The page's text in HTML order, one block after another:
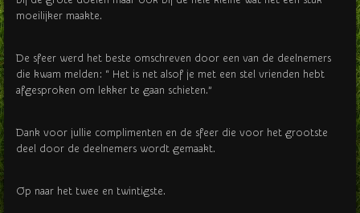
moeilijker maakte.
De sfeer werd het beste omschreven door een van de deelnemers
die kwam melden: “ Het is net alsof je met een stel vrienden hebt
afgesproken om lekker te gaan schieten.”
Dank voor jullie complimenten en de sfeer die voor het grootste
deel door de deelnemers wordt gemaakt.
Op naar het twee en twintigste.